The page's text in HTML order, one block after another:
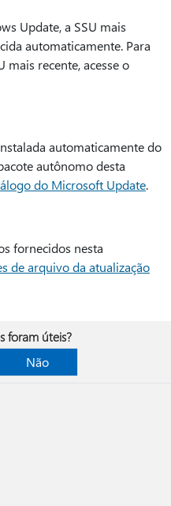
Update, a SSU mais
automaticamente. Para
mais recente, acesse o
automaticamente do
autônomo desta
do Microsoft Update.
fornecidos nesta
de arquivo da atualização
foram úteis?
Não